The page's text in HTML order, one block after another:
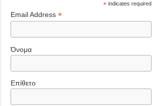
*indicates required
Email Address*
Όνομα
Επίθετο